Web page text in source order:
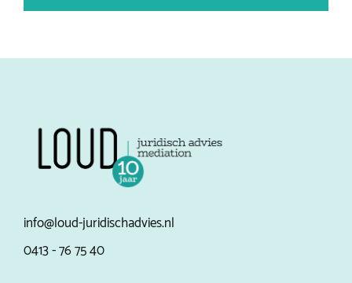
info@loud-juridischadvies.nl
0413 - 76 75 40